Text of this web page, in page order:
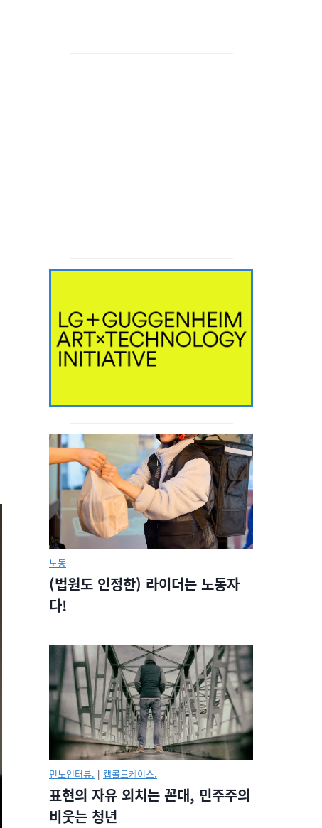
노동
(법원도 인정한) 라이더는 노동자
다!
민노인터뷰. | 캡콜드케이스.
표현의 자유 외치는 꼰대, 민주주의
비웃는 청년